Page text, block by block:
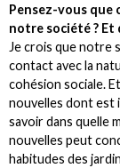
Pensez-vous que
notre société ? Et
Je crois que notre
contact avec la
cohésion sociale.
nouvelles dont est
savoir dans quelle
nouvelles peut
habitudes des